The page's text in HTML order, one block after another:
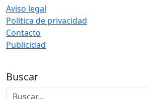
Aviso legal
Política de privacidad
Contacto
Publicidad
Buscar